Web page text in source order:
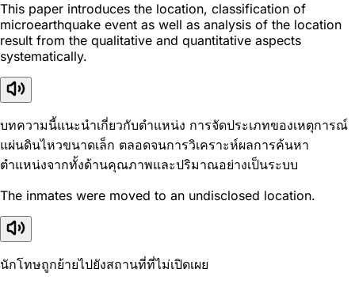
This paper introduces the location, classification of
microearthquake event as well as analysis of the location
result from the qualitative and quantitative aspects
systematically.
บทความนี้แนะนำเกี่ยวกับตำแหน่ง การจัดประเภทของเหตุการณ์
แผ่นดินไหวขนาดเล็ก ตลอดจนการวิเคราะห์ผลการค้นหา
ตำแหน่งจากทั้งด้านคุณภาพและปริมาณอย่างเป็นระบบ
The inmates were moved to an undisclosed location.
นักโทษถูกย้ายไปยังสถานที่ที่ไม่เปิดเผย